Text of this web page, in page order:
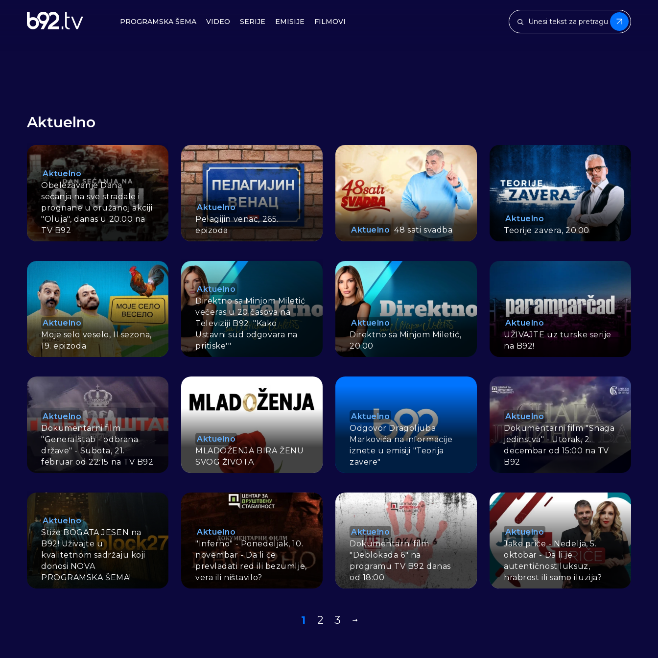
PROGRAMSKA ŠEMA VIDEO SERIJE EMISIJE FILMOVI
Aktuelno
Aktuelno
Obeležavanje Dana
sećanja na sve stradale i
prognane u oružanoj akciji
"Oluja", danas u 20.00 na
TV B92
Aktuelno
Pelagijin venac, 265.
epizoda
Aktuelno 48 sati svadba
Aktuelno
Teorije zavera, 20.00
Aktuelno
Moje selo veselo, II sezona,
19. epizoda
Aktuelno
Direktno sa Minjom Miletić
večeras u 20 časova na
Televiziji B92; "Kako
Ustavni sud odgovara na
pritiske'"
Aktuelno
Direktno sa Minjom Miletić,
20.00
Aktuelno
UŽIVAJTE uz turske serije
na B92!
Aktuelno
Dokumentarni film
"Generalštab - odbrana
države" - Subota, 21.
februar od 22:15 na TV B92
Aktuelno
MLADOŽENJA BIRA ŽENU
SVOG ŽIVOTA
Aktuelno
Odgovor Dragoljuba
Markovića na informacije
iznete u emisiji "Teorija
zavere"
Aktuelno
Dokumentarni film "Snaga
jedinstva" - Utorak, 2.
decembar od 15:00 na TV
B92
Aktuelno
Stiže BOGATA JESEN na
B92! Uživajte u
kvalitetnom sadržaju koji
donosi NOVA
PROGRAMSKA ŠEMA!
Aktuelno
"Inferno" - Ponedeljak, 10.
novembar - Da li će
prevladati red ili bezumlje,
vera ili ništavilo?
Aktuelno
Dokumentarni film
"Deblokada 6" na
programu TV B92 danas
od 18:00
Aktuelno
Jake priče - Nedelja, 5.
oktobar - Da li je
autentičnost luksuz,
hrabrost ili samo iluzija?
1 2 3